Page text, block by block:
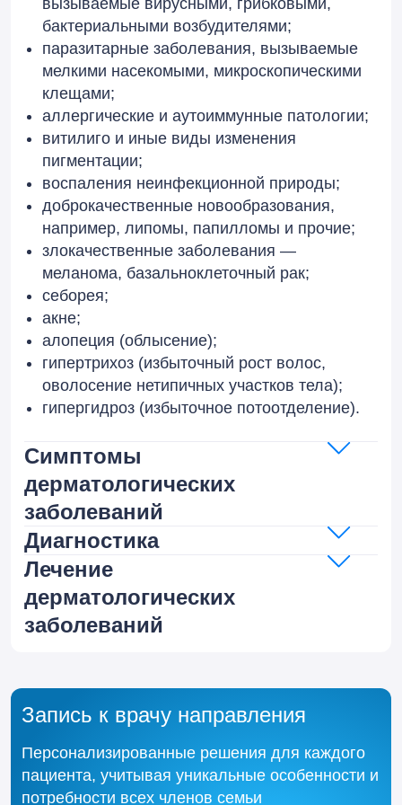
вызываемые вирусными, грибковыми,
бактериальными возбудителями;
паразитарные заболевания, вызываемые
мелкими насекомыми, микроскопическими
клещами;
аллергические и аутоиммунные патологии;
витилиго и иные виды изменения
пигментации;
воспаления неинфекционной природы;
доброкачественные новообразования,
например, липомы, папилломы и прочие;
злокачественные заболевания —
меланома, базальноклеточный рак;
себорея;
акне;
алопеция (облысение);
гипертрихоз (избыточный рост волос,
оволосение нетипичных участков тела);
гипергидроз (избыточное потоотделение).
Симптомы
дерматологических
заболеваний
Диагностика
Лечение
дерматологических
заболеваний
Запись к врачу направления
Персонализированные решения для каждого
пациента, учитывая уникальные особенности и
потребности всех членов семьи